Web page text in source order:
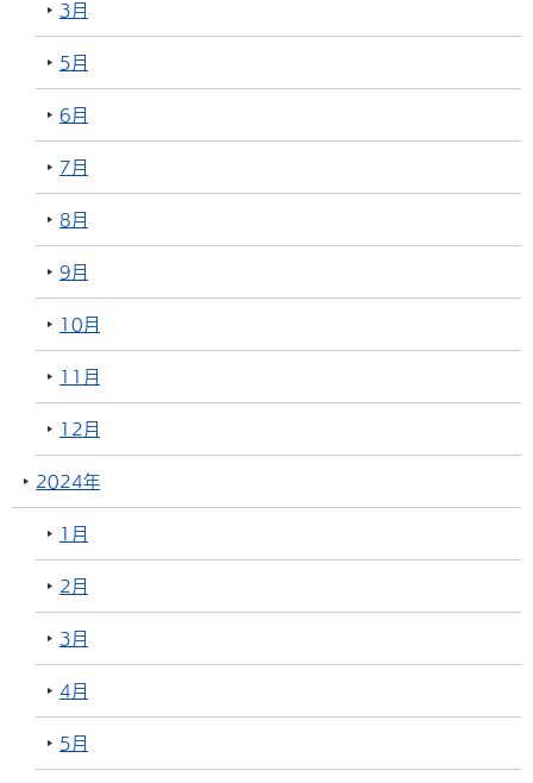
3月
5月
6月
7月
8月
9月
10月
11月
12月
2024年
1月
2月
3月
4月
5月